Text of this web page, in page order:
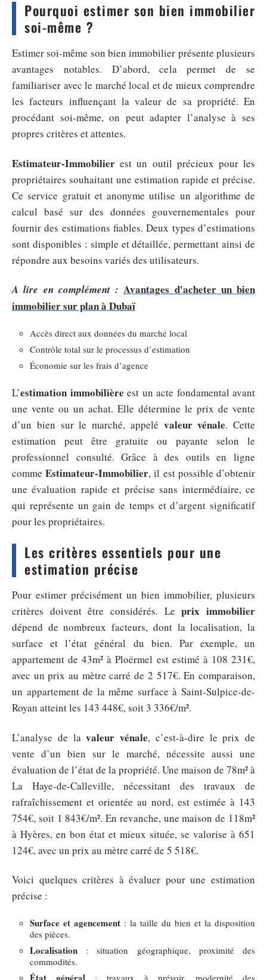
Pourquoi estimer son bien immobilier
soi-même ?
Estimer soi-même son bien immobilier présente plusieurs
avantages notables. D’abord, cela permet de se
familiariser avec le marché local et de mieux comprendre
les facteurs influençant la valeur de sa propriété. En
procédant soi-même, on peut adapter l’analyse à ses
propres critères et attentes.
Estimateur-Immobilier est un outil précieux pour les
propriétaires souhaitant une estimation rapide et précise.
Ce service gratuit et anonyme utilise un algorithme de
calcul basé sur des données gouvernementales pour
fournir des estimations fiables. Deux types d’estimations
sont disponibles : simple et détaillée, permettant ainsi de
répondre aux besoins variés des utilisateurs.
A lire en complément : Avantages d'acheter un bien
immobilier sur plan à Dubaï
Accès direct aux données du marché local
Contrôle total sur le processus d’estimation
Économie sur les frais d’agence
L’estimation immobilière est un acte fondamental avant
une vente ou un achat. Elle détermine le prix de vente
d’un bien sur le marché, appelé valeur vénale. Cette
estimation peut être gratuite ou payante selon le
professionnel consulté. Grâce à des outils en ligne
commeEstimateur-Immobilier, il est possible d’obtenir
une évaluation rapide et précise sans intermédiaire, ce
qui représente un gain de temps et d’argent significatif
pour les propriétaires.
Les critères essentiels pour une
estimation précise
Pour estimer précisément un bien immobilier, plusieurs
critères doivent être considérés. Leprix immobilier
dépend de nombreux facteurs, dont la localisation, la
surface et l’état général du bien. Par exemple, un
appartement de 43m² à Ploërmel est estimé à 108 231€,
avec un prix au mètre carré de 2 517€. En comparaison,
un appartement de la même surface à Saint-Sulpice-de-
Royan atteint les 143 448€, soit 3 336€/m².
L’analyse de lavaleur vénale, c’est-à-dire le prix de
vente d’un bien sur le marché, nécessite aussi une
évaluation de l’état de la propriété. Une maison de 78m² à
La Haye-de-Calleville, nécessitant des travaux de
rafraîchissement et orientée au nord, est estimée à 143
754€, soit 1 843€/m². En revanche, une maison de 118m²
à Hyères, en bon état et mieux située, se valorise à 651
124€, avec un prix au mètre carré de 5 518€.
Voici quelques critères à évaluer pour une estimation
précise :
Surface et agencement : la taille du bien et la disposition
des pièces.
Localisation : situation géographique, proximité des
commodités.
État général : travaux à prévoir, modernité des